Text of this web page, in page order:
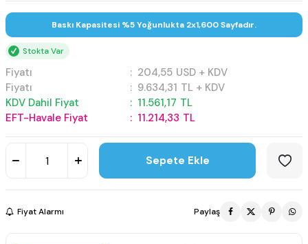
Baskı Kapasitesi %5 Yoğunlukta 2x1,600 Sayfadır.
Stokta Var
Fiyatı : 204,55 USD + KDV
Fiyatı
: 9.634,31 TL + KDV
KDV Dahil Fiyat
: 11.561,17 TL
EFT-Havale Fiyat
: 11.214,33 TL
Sepete Ekle
Fiyat Alarmı Paylaş